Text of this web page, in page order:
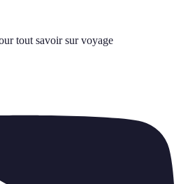
tout savoir sur voyage